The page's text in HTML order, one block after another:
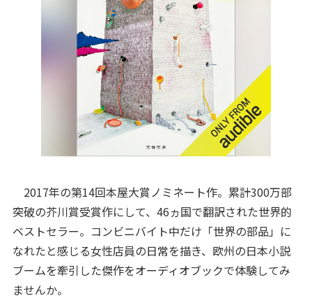
2017年の第14回本屋大賞ノミネート作。累計300万部
突破の芥川賞受賞作にして、46ヵ国で翻訳された世界的
ベストセラー。コンビニバイト中だけ「世界の部品」に
なれたと感じる女性店員の日常を描き、欧州の日本小説
ブームを牽引した傑作をオーディオブックで体験してみ
ませんか。